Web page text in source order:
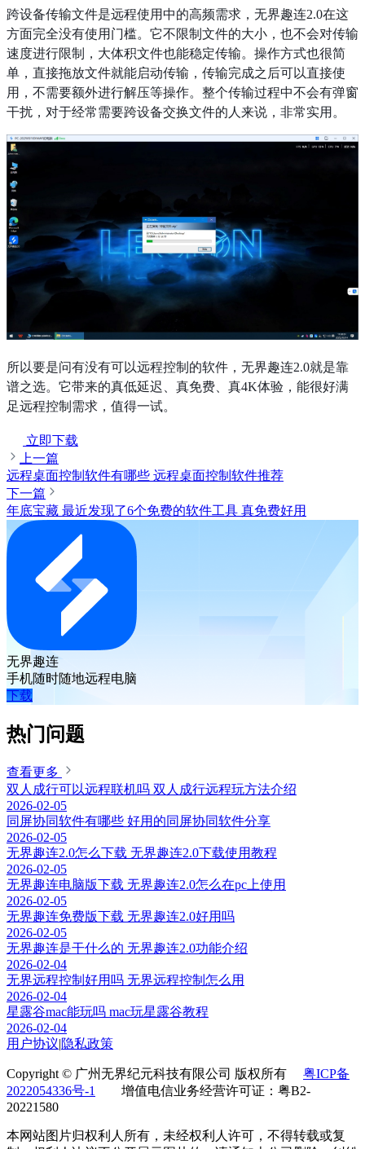
跨设备传输文件是远程使用中的高频需求，无界趣连2.0在这
方面完全没有使用门槛。它不限制文件的大小，也不会对传输
速度进行限制，大体积文件也能稳定传输。操作方式也很简
单，直接拖放文件就能启动传输，传输完成之后可以直接使
用，不需要额外进行解压等操作。整个传输过程中不会有弹窗
干扰，对于经常需要跨设备交换文件的人来说，非常实用。
所以要是问有没有可以远程控制的软件，无界趣连2.0就是靠
谱之选。它带来的真低延迟、真免费、真4K体验，能很好满
足远程控制需求，值得一试。
立即下载
上一篇
远程桌面控制软件有哪些 远程桌面控制软件推荐
下一篇
年底宝藏 最近发现了6个免费的软件工具 真免费好用
无界趣连
手机随时随地远程电脑
下载
热门问题
查看更多
双人成行可以远程联机吗 双人成行远程玩方法介绍
2026-02-05
同屏协同软件有哪些 好用的同屏协同软件分享
2026-02-05
无界趣连2.0怎么下载 无界趣连2.0下载使用教程
2026-02-05
无界趣连电脑版下载 无界趣连2.0怎么在pc上使用
2026-02-05
无界趣连免费版下载 无界趣连2.0好用吗
2026-02-05
无界趣连是干什么的 无界趣连2.0功能介绍
2026-02-04
无界远程控制好用吗 无界远程控制怎么用
2026-02-04
星露谷mac能玩吗 mac玩星露谷教程
2026-02-04
用户协议|隐私政策
Copyright © 广州无界纪元科技有限公司 版权所有 粤ICP备
2022054336号-1
增值电信业务经营许可证：粤B2-
20221580
本网站图片归权利人所有，未经权利人许可，不得转载或复